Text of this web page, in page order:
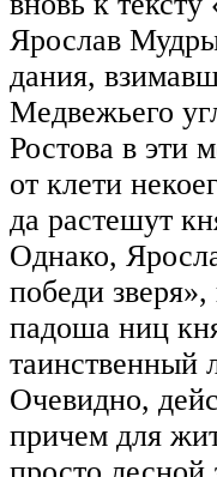
Ярослав
дания,
Медвежьего
Ростова в эти
от клети
да растешут
Однако,
победи
падоша ниц
таинственный
Очевидно,
причем для